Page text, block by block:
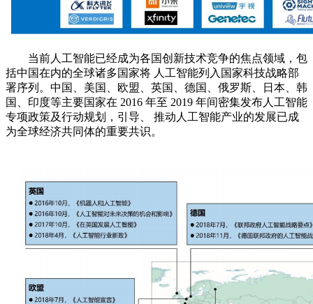
当前人工智能已经成为各国创新技术竞争的焦点领域，包
括中国在内的全球诸多国家将 人工智能列入国家科技战略部
署序列。中国、美国、欧盟、英国、德国、俄罗斯、日本、韩
国、印度等主要国家在 2016 年至 2019 年间密集发布人工智能
专项政策及行动规划，引导、 推动人工智能产业的发展已成
为全球经济共同体的重要共识。